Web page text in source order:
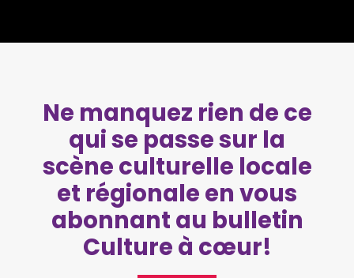
Ne manquez rien de ce
qui se passe sur la
scène culturelle locale
et régionale en vous
abonnant au bulletin
Culture à cœur!